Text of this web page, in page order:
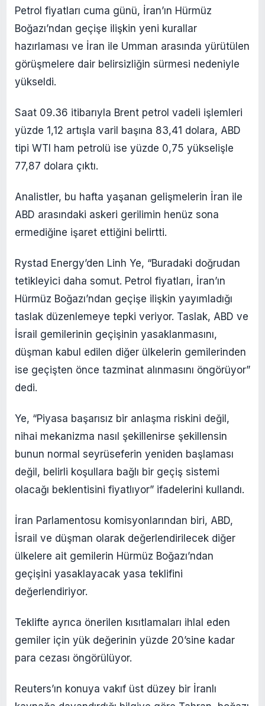
Petrol fiyatları cuma günü, İran’ın Hürmüz
Boğazı’ndan geçişe ilişkin yeni kurallar
hazırlaması ve İran ile Umman arasında yürütülen
görüşmelere dair belirsizliğin sürmesi nedeniyle
yükseldi.
Saat 09.36 itibarıyla Brent petrol vadeli işlemleri
yüzde 1,12 artışla varil başına 83,41 dolara, ABD
tipi WTI ham petrolü ise yüzde 0,75 yükselişle
77,87 dolara çıktı.
Analistler, bu hafta yaşanan gelişmelerin İran ile
ABD arasındaki askeri gerilimin henüz sona
ermediğine işaret ettiğini belirtti.
Rystad Energy’den Linh Ye, “Buradaki doğrudan
tetikleyici daha somut. Petrol fiyatları, İran’ın
Hürmüz Boğazı’ndan geçişe ilişkin yayımladığı
taslak düzenlemeye tepki veriyor. Taslak, ABD ve
İsrail gemilerinin geçişinin yasaklanmasını,
düşman kabul edilen diğer ülkelerin gemilerinden
ise geçişten önce tazminat alınmasını öngörüyor”
dedi.
Ye, “Piyasa başarısız bir anlaşma riskini değil,
nihai mekanizma nasıl şekillenirse şekillensin
bunun normal seyrüseferin yeniden başlaması
değil, belirli koşullara bağlı bir geçiş sistemi
olacağı beklentisini fiyatlıyor” ifadelerini kullandı.
İran Parlamentosu komisyonlarından biri, ABD,
İsrail ve düşman olarak değerlendirilecek diğer
ülkelere ait gemilerin Hürmüz Boğazı’ndan
geçişini yasaklayacak yasa teklifini
değerlendiriyor.
Teklifte ayrıca önerilen kısıtlamaları ihlal eden
gemiler için yük değerinin yüzde 20’sine kadar
para cezası öngörülüyor.
Reuters’ın konuya vakıf üst düzey bir İranlı